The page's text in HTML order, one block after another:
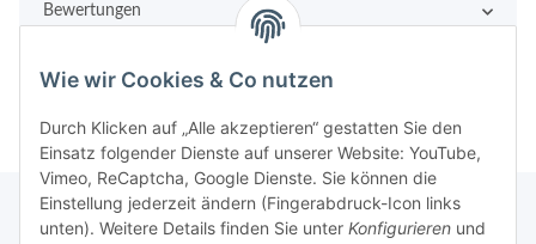
Bewertungen
Wie wir Cookies & Co nutzen
Durch Klicken auf „Alle akzeptieren“ gestatten Sie den
Einsatz folgender Dienste auf unserer Website: YouTube,
Vimeo, ReCaptcha, Google Dienste. Sie können die
Einstellung jederzeit ändern (Fingerabdruck-Icon links
unten). Weitere Details finden Sie unter Konfigurieren und